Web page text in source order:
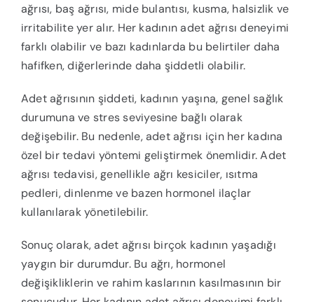
ağrısı, baş ağrısı, mide bulantısı, kusma, halsizlik ve
irritabilite yer alır. Her kadının adet ağrısı deneyimi
farklı olabilir ve bazı kadınlarda bu belirtiler daha
hafifken, diğerlerinde daha şiddetli olabilir.
Adet ağrısının şiddeti, kadının yaşına, genel sağlık
durumuna ve stres seviyesine bağlı olarak
değişebilir. Bu nedenle, adet ağrısı için her kadına
özel bir tedavi yöntemi geliştirmek önemlidir. Adet
ağrısı tedavisi, genellikle ağrı kesiciler, ısıtma
pedleri, dinlenme ve bazen hormonel ilaçlar
kullanılarak yönetilebilir.
Sonuç olarak, adet ağrısı birçok kadının yaşadığı
yaygın bir durumdur. Bu ağrı, hormonel
değişikliklerin ve rahim kaslarının kasılmasının bir